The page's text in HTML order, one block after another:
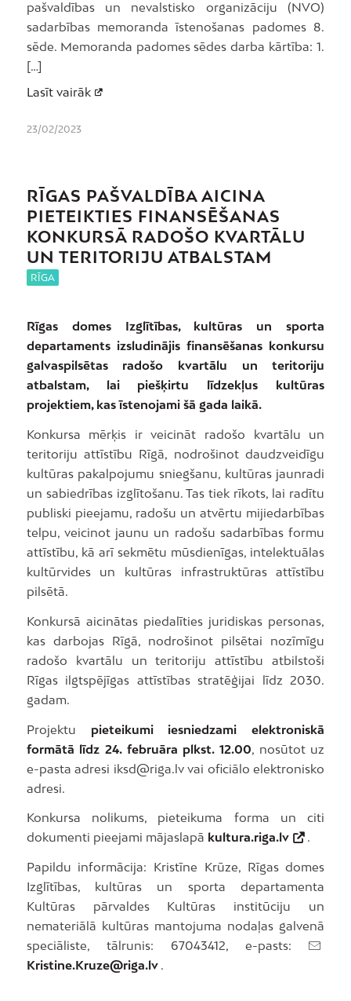
pašvaldības un nevalstisko organizāciju (NVO)
sadarbības memoranda īstenošanas padomes 8.
sēde. Memoranda padomes sēdes darba kārtība: 1.
[…]
Lasīt vairāk
23/02/2023
RĪGAS PAŠVALDĪBA AICINA
PIETEIKTIES FINANSĒŠANAS
KONKURSĀ RADOŠO KVARTĀLU
UN TERITORIJU ATBALSTAM
RĪGA
Rīgas domes Izglītības, kultūras un sporta
departaments izsludinājis finansēšanas konkursu
galvaspilsētas radošo kvartālu un teritoriju
atbalstam, lai piešķirtu līdzekļus kultūras
projektiem, kas īstenojami šā gada laikā.
Konkursa mērķis ir veicināt radošo kvartālu un
teritoriju attīstību Rīgā, nodrošinot daudzveidīgu
kultūras pakalpojumu sniegšanu, kultūras jaunradi
un sabiedrības izglītošanu. Tas tiek rīkots, lai radītu
publiski pieejamu, radošu un atvērtu mijiedarbības
telpu, veicinot jaunu un radošu sadarbības formu
attīstību, kā arī sekmētu mūsdienīgas, intelektuālas
kultūrvides un kultūras infrastruktūras attīstību
pilsētā.
Konkursā aicinātas piedalīties juridiskas personas,
kas darbojas Rīgā, nodrošinot pilsētai nozīmīgu
radošo kvartālu un teritoriju attīstību atbilstoši
Rīgas ilgtspējīgas attīstības stratēģijai līdz 2030.
gadam.
Projektu pieteikumi iesniedzami elektroniskā
formātā līdz 24. februāra plkst. 12.00, nosūtot uz
e-pasta adresi iksd@riga.lv vai oficiālo elektronisko
adresi.
Konkursa nolikums, pieteikuma forma un citi
dokumenti pieejami mājaslapā kultura.riga.lv .
Papildu informācija: Kristīne Krūze, Rīgas domes
Izglītības, kultūras un sporta departamenta
Kultūras pārvaldes Kultūras institūciju un
nemateriālā kultūras mantojuma nodaļas galvenā
speciāliste, tālrunis: 67043412, e-pasts:
Kristine.Kruze@riga.lv.